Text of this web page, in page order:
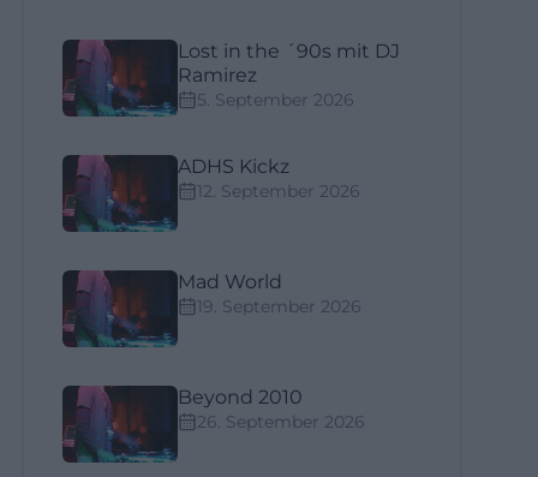
Lost in the ´90s mit DJ
Ramirez
5. September 2026
ADHS Kickz
12. September 2026
Mad World
19. September 2026
Beyond 2010
26. September 2026